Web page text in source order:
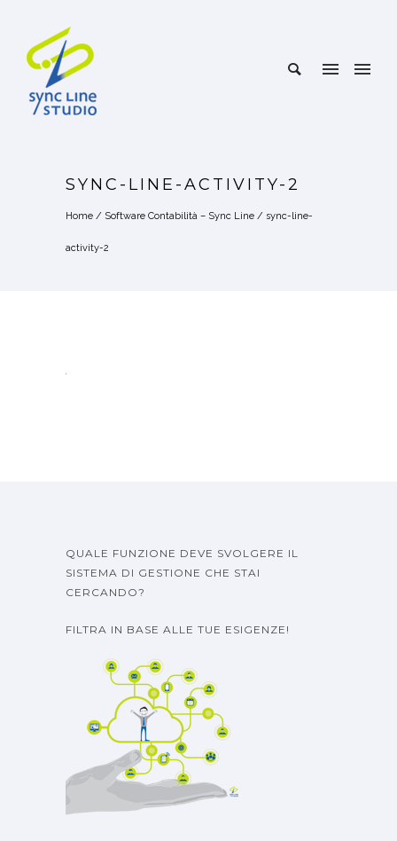
SYNC-LINE-ACTIVITY-2
Home / Software Contabilità – Sync Line / sync-line-
activity-2
QUALE FUNZIONE DEVE SVOLGERE IL
SISTEMA DI GESTIONE CHE STAI
CERCANDO?
FILTRA IN BASE ALLE TUE ESIGENZE!